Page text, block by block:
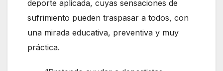
deporte aplicada, cuyas sensaciones de
sufrimiento pueden traspasar a todos, con
una mirada educativa, preventiva y muy
práctica.